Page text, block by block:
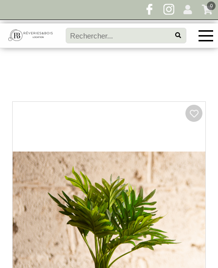
0
Pour toute demande de disponibilité, remplissez